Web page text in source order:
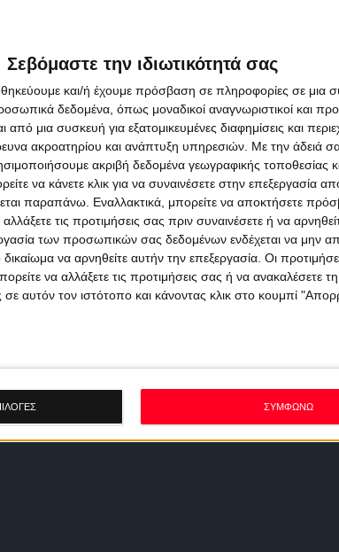
Σεβόμαστε την ιδιωτικότητά σας
και/ή έχουμε πρόσβαση σε πληροφορίες σε μια
δεδομένα, όπως μοναδικοί αναγνωριστικοί και
μια συσκευή για εξατομικευμένες διαφημίσεις και
ακροατηρίου και ανάπτυξη υπηρεσιών. Με την άδειά
ακριβή δεδομένα γεωγραφικής τοποθεσίας
να κάνετε κλικ για να συναινέσετε στην επεξεργασία
παραπάνω. Εναλλακτικά, μπορείτε να αποκτήσετε
τις προτιμήσεις σας πριν συναινέσετε ή να
των προσωπικών σας δεδομένων ενδέχεται να μην
να αρνηθείτε αυτήν την επεξεργασία. Οι
να αλλάξετε τις προτιμήσεις σας ή να ανακαλέσετε
αυτόν τον ιστότοπο και κάνοντας κλικ στο κουμπί
ΣΥΜΦΩΝΩ